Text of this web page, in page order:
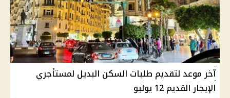
آخر موعد لتقديم طلبات السكن البديل لمستأجري
الإيجار القديم 12 يوليو